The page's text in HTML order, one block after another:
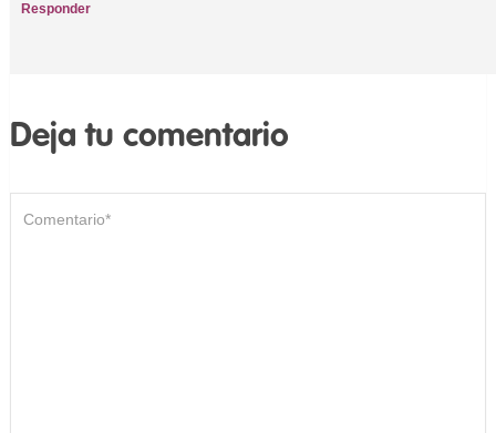
Responder
Deja tu comentario